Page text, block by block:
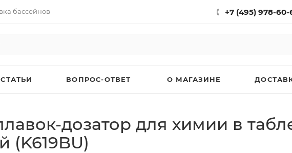
бассейнов +7 (495) 978-60-
СТАТЬИ ВОПРОС-ОТВЕТ О МАГАЗИНЕ
дозатор для химии в
(K619BU)